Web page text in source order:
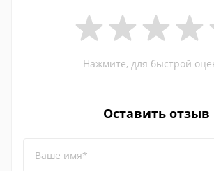
Нажмите, для быстрой
Оставить отзыв
Ваше имя*